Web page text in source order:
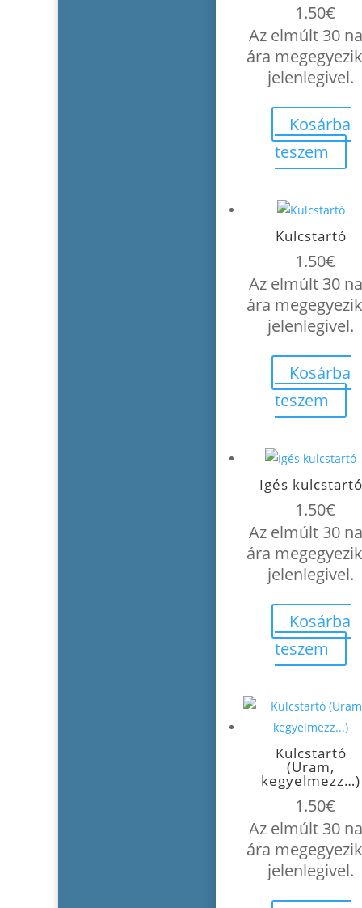
1.50€
Az elmúlt 30
ára
jelenlegivel.
Kosárba
teszem
Kulcstartó
1.50€
Az elmúlt 30
ára
jelenlegivel.
Kosárba
teszem
Igés kulcstartó
1.50€
Az elmúlt 30
ára
jelenlegivel.
Kosárba
teszem
Kulcstartó
(Uram,
kegyelmezz…)
1.50€
Az elmúlt 30
ára
jelenlegivel.